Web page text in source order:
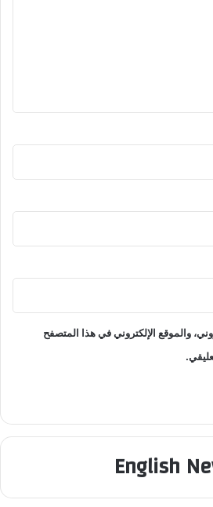
والموقع الإلكتروني في هذا المتصفح
English